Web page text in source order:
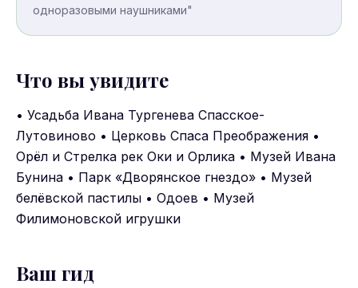
одноразовыми наушниками"
Что вы увидите
• Усадьба Ивана Тургенева Спасское-
Лутовиново • Церковь Спаса Преображения •
Орёл и Стрелка рек Оки и Орлика • Музей Ивана
Бунина • Парк «Дворянское гнездо» • Музей
белёвской пастилы • Одоев • Музей
Филимоновской игрушки
Ваш гид